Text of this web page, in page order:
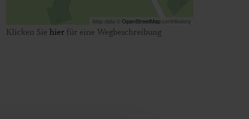
Map data © OpenStreetMapcontributors
Klicken Sie hier für eine Wegbeschreibung